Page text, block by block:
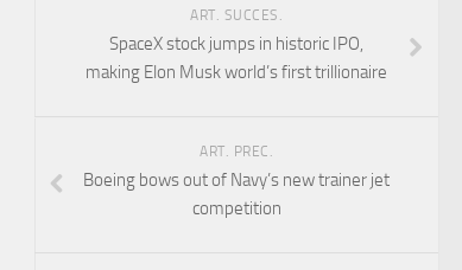
ART. SUCCES.
SpaceX stock jumps in historic IPO,
making Elon Musk world’s first trillionaire
ART. PREC.
Boeing bows out of Navy’s new trainer jet
competition